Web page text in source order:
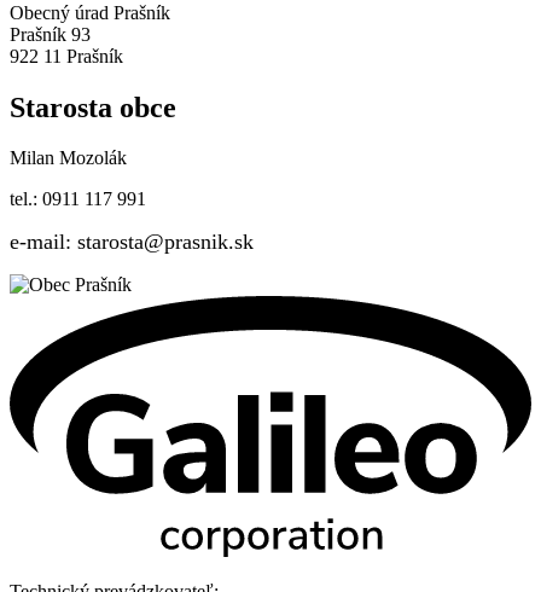
Obecný úrad Prašník
Prašník 93
922 11 Prašník
Starosta obce
Milan Mozolák
tel.: 0911 117 991
e-mail: starosta@prasnik.sk